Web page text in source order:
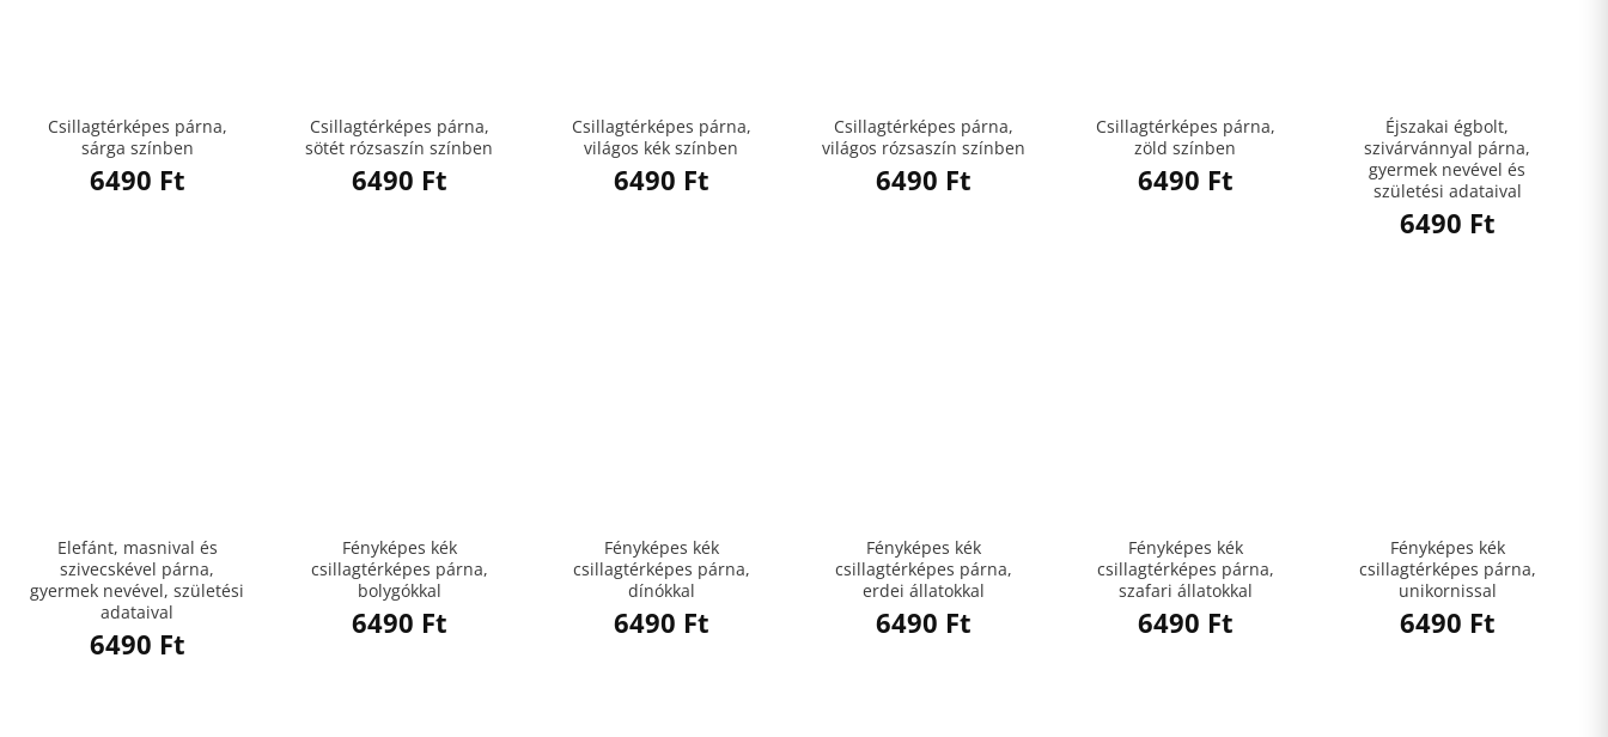
Csillagtérképes párna,
sárga színben
6490 Ft
Csillagtérképes párna,
sötét rózsaszín színben
6490 Ft
Csillagtérképes párna,
világos kék színben
6490 Ft
Csillagtérképes párna,
világos rózsaszín színben
6490 Ft
Csillagtérképes párna,
zöld színben
6490 Ft
Éjszakai égbolt,
szivárvánnyal párna,
gyermek nevével és
születési adataival
6490 Ft
Elefánt, masnival és
szivecskével párna,
gyermek nevével, születési
adataival
6490 Ft
Fényképes kék
csillagtérképes párna,
bolygókkal
6490 Ft
Fényképes kék
csillagtérképes párna,
dínókkal
6490 Ft
Fényképes kék
csillagtérképes párna,
erdei állatokkal
6490 Ft
Fényképes kék
csillagtérképes párna,
szafari állatokkal
6490 Ft
Fényképes kék
csillagtérképes párna,
unikornissal
6490 Ft